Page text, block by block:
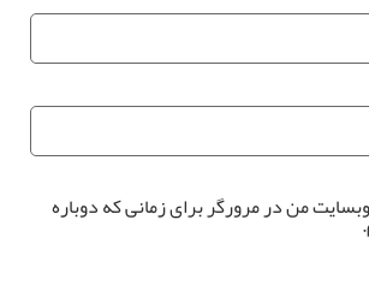
من در مرورگر برای زمانی که دوباره